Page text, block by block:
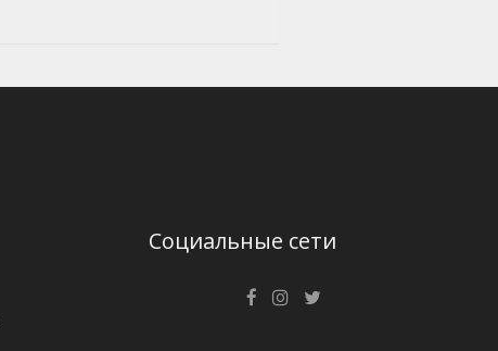
Социальные сети